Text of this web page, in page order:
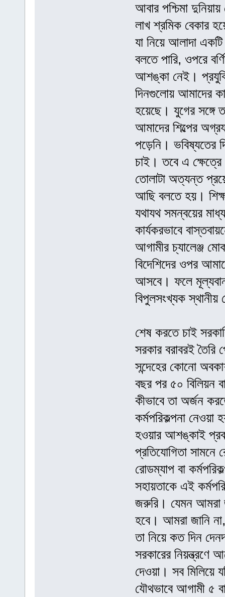
আবার পশ্চিমা
লাখ শ্রমিক বেকার
যা নিয়ে আলাদা
বলতে পারি, ওপরে
আশঙ্কা নেই।
দিনগুলোয় আমাদের
হয়েছে। যুগের সঙ্গে
আমাদের শিল্পের
পড়েনি। ভবিষ্যতের
চাই। তবে এ
তোলাটা অত্যন্ত
আছি বলতে হয়।
যথাযথ সমন্বয়ের
কার্যকরভাবে
আগামীর চ্যালেঞ্জ
বিদেশিদের ওপর
আসবে। ফলে মূল্যবান
বিপুলসংখ্যক স্থানীয়
শেষ করতে চাই
সরকার বরাবরই তৈরি
সন্দেহের কোনো
বছর পর ৫০ বিলিয়ন
কীভাবে তা অর্জন
কর্মপরিকল্পনা নেওয়া
হওয়ার আশঙ্কাই
প্রতিযোগিতা সামনে
রোডম্যাপ বা
সহায়তাকে এই
জরুরি। যেমন আমরা
হবে। আমরা জানি
তা নিয়ে কত দিন
সরকারের নিয়ন্ত্রণে
দেওয়া। সব মিলিয়ে
যৌথভাবে আগামী ৫ বা